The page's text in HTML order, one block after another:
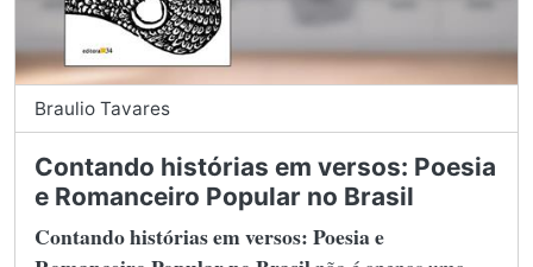
Braulio Tavares
Contando histórias em versos: Poesia
e Romanceiro Popular no Brasil
Contando histórias em versos: Poesia e